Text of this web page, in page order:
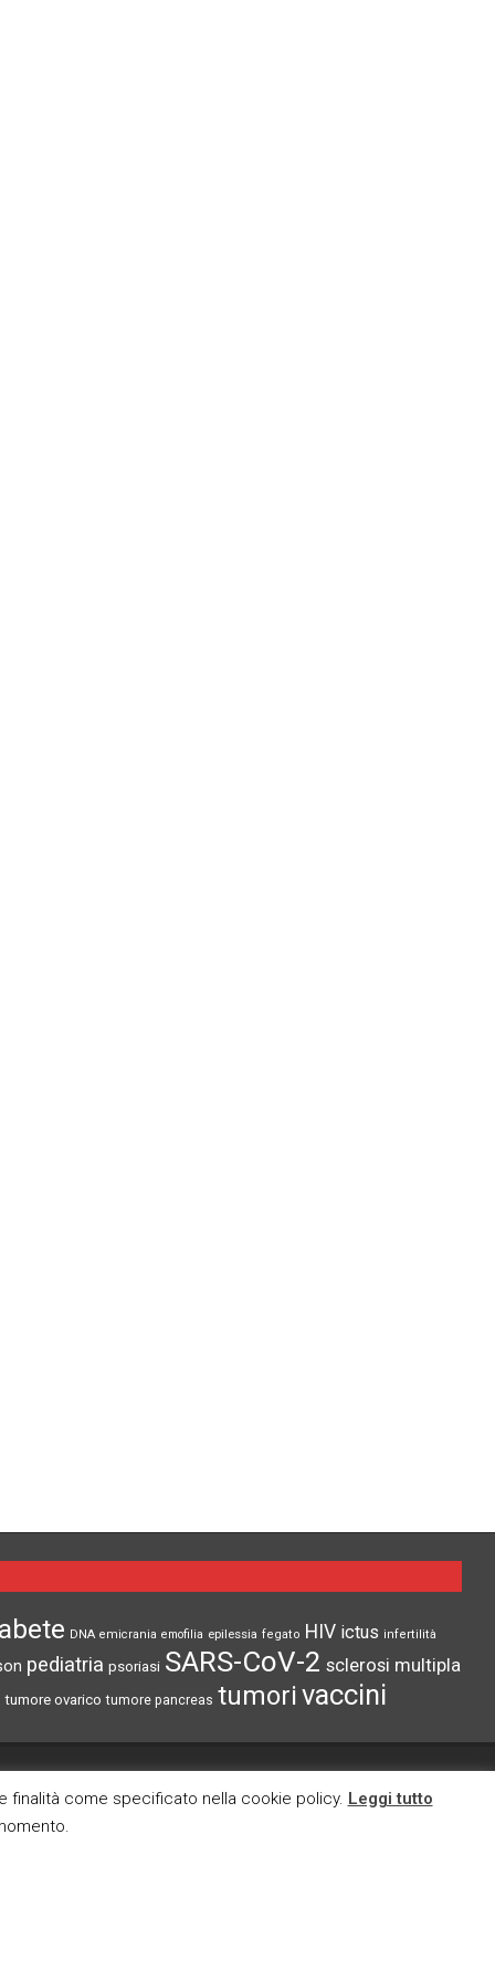
DNA emicrania emofilia epilessia fegato HIV ictus infertilità
pediatria psoriasi SARS-CoV-2 sclerosi multipla
tumore ovarico tumore pancreas tumorivaccini
CI TROVI ANCHE SU
finalità come specificato nella cookie policy. Leggi tutto